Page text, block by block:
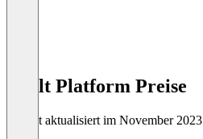
Vault Platform Preise
Zuletzt aktualisiert im November 2023